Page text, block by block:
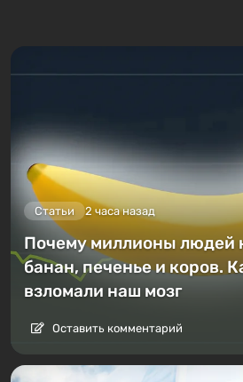
Статьи 2 часа назад
Почему миллионы людей
банан, печенье и коров.
взломали наш мозг
Оставить комментарий